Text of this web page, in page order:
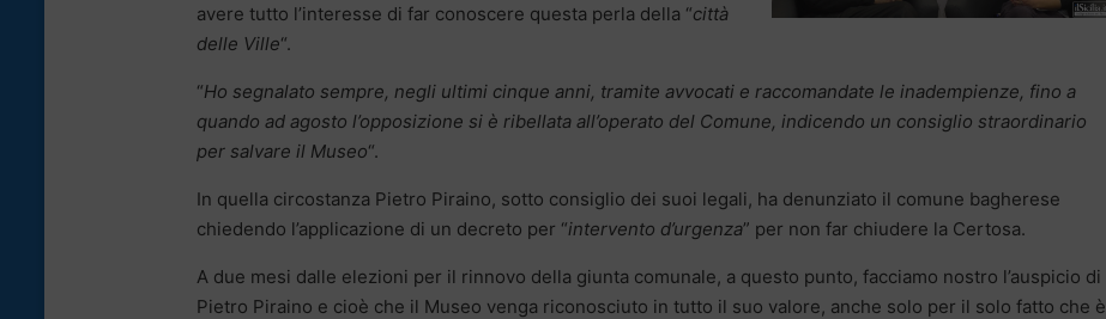
avere tutto l’interesse di far conoscere questa perla della “città
delle Ville“.
“Ho segnalato sempre, negli ultimi cinque anni, tramite avvocati e raccomandate le inadempienze, fino a
quando ad agosto l’opposizione si è ribellata all’operato del Comune, indicendo un consiglio straordinario
per salvare il Museo“.
In quella circostanza Pietro Piraino, sotto consiglio dei suoi legali, ha denunziato il comune bagherese
chiedendo l’applicazione di un decreto per “intervento d’urgenza” per non far chiudere la Certosa.
A due mesi dalle elezioni per il rinnovo della giunta comunale, a questo punto, facciamo nostro l’auspicio di
Pietro Piraino e cioè che il Museo venga riconosciuto in tutto il suo valore, anche solo per il solo fatto che è